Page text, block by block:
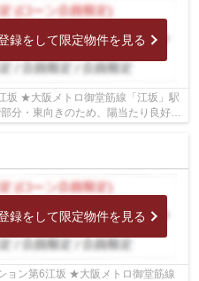
録をして限定物件を見る
★大阪メトロ御堂筋線「江坂」駅
分・東向きのため、陽当たり良好
フォーム済 ★学...
録をして限定物件を見る
ン第6江坂 ★大阪メトロ御堂筋線